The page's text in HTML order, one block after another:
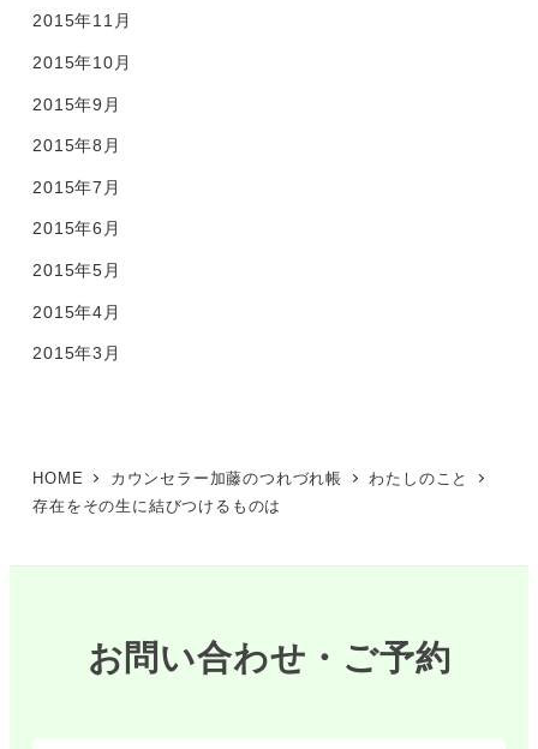
2015年11月
2015年10月
2015年9月
2015年8月
2015年7月
2015年6月
2015年5月
2015年4月
2015年3月
HOME カウンセラー加藤のつれづれ帳
わたしのこと
存在をその生に結びつけるものは
お問い合わせ・ご予約